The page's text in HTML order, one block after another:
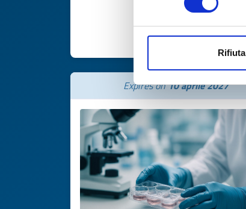
Rifiuta
Expires on10 aprile 2027